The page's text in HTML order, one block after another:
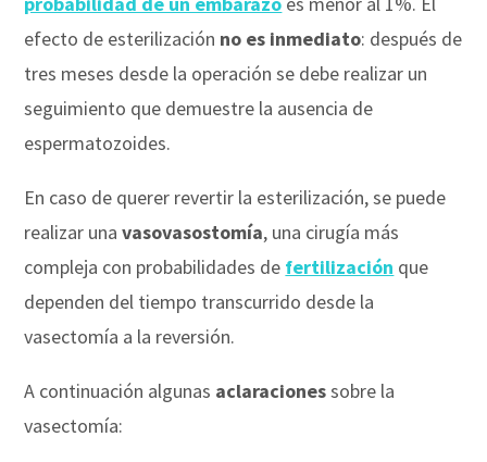
efecto de esterilización no es inmediato: después de
tres meses desde la operación se debe realizar un
seguimiento que demuestre la ausencia de
espermatozoides.
En caso de querer revertir la esterilización, se puede
realizar unavasovasostomía, una cirugía más
compleja con probabilidades de fertilización que
dependen del tiempo transcurrido desde la
vasectomía a la reversión.
A continuación algunas aclaracionessobre la
vasectomía: